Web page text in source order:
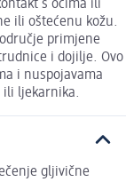
s očima ili
ili oštećenu kožu.
primjene
i dojilje. Ovo
i nuspojavama
ili ljekarnika.
gljivične